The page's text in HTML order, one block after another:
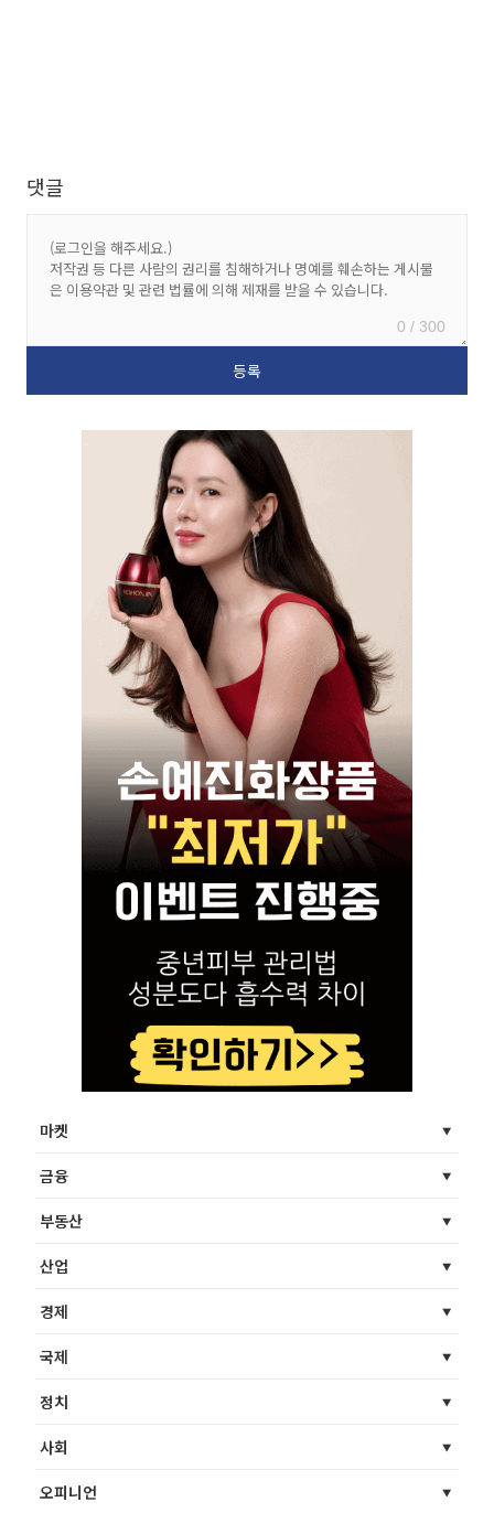
댓글
0 / 300
마켓
금융
부동산
산업
경제
국제
정치
사회
오피니언